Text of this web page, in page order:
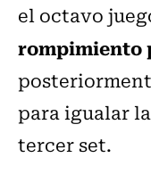
el octavo
rompimiento
para igualar
tercer set.